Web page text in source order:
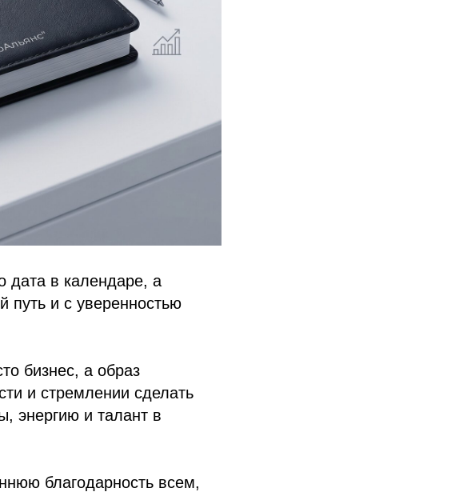
в календаре, а
путь и с уверенностью
бизнес, а образ
и стремлении сделать
энергию и талант в
благодарность всем,